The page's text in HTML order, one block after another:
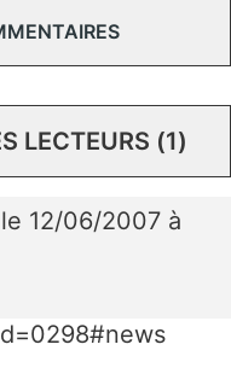
LECTEURS (1)
le 12/06/2007 à